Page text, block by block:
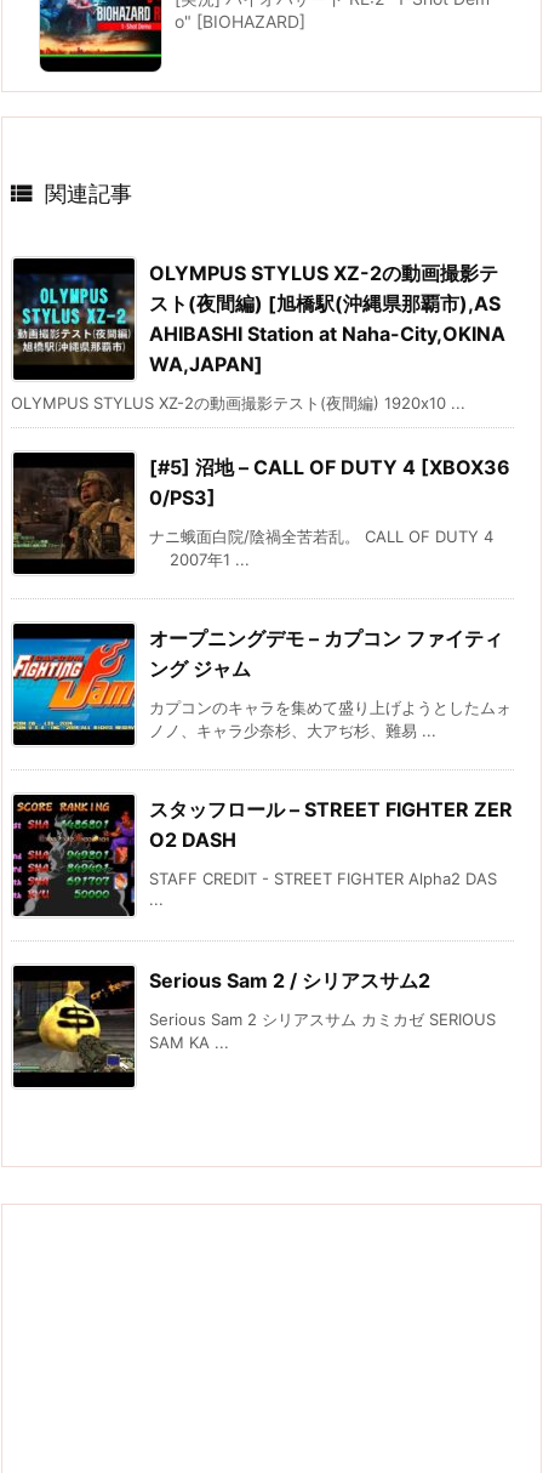
o" [BIOHAZARD]
 関連記事
OLYMPUS STYLUS XZ-2の動画撮影テ
スト(夜間編) [旭橋駅(沖縄県那覇市),AS
AHIBASHI Station at Naha-City,OKINA
WA,JAPAN]
OLYMPUS STYLUS XZ-2の動画撮影テスト(夜間編) 1920x10 ...
[#5] 沼地 – CALL OF DUTY 4 [XBOX36
0/PS3]
ナニ蛾面白院/陰禍全苦若乱。 CALL OF DUTY 4
2007年1 ...
オープニングデモ – カプコン ファイティ
ング ジャム
カプコンのキャラを集めて盛り上げようとしたムォ
ノノ、キャラ少奈杉、大アぢ杉、難易 ...
スタッフロール – STREET FIGHTER ZER
O2 DASH
STAFF CREDIT - STREET FIGHTER Alpha2 DAS
...
Serious Sam 2 / シリアスサム2
Serious Sam 2 シリアスサム カミカゼ SERIOUS
SAM KA ...